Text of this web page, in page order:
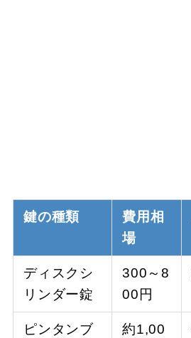
鍵の種類
費用相
場
ディスクシ
リンダー錠
300～8
00円
ピンタンブ
約1,00